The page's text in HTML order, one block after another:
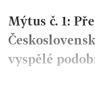
Mýtus č. 1:
vyspělé